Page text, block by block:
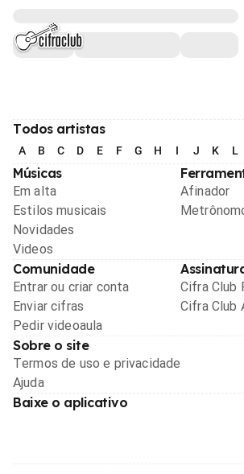
Todos artistas
A B C D E F G H I J K L
Músicas
Em alta
Estilos musicais
Novidades
Videos
Afinador
Comunidade
Entrar ou criar conta
Enviar cifras
Pedir videoaula
Cifra Club
Cifra Club
Sobre o site
Termos de uso e privacidade
Ajuda
Baixe o aplicativo